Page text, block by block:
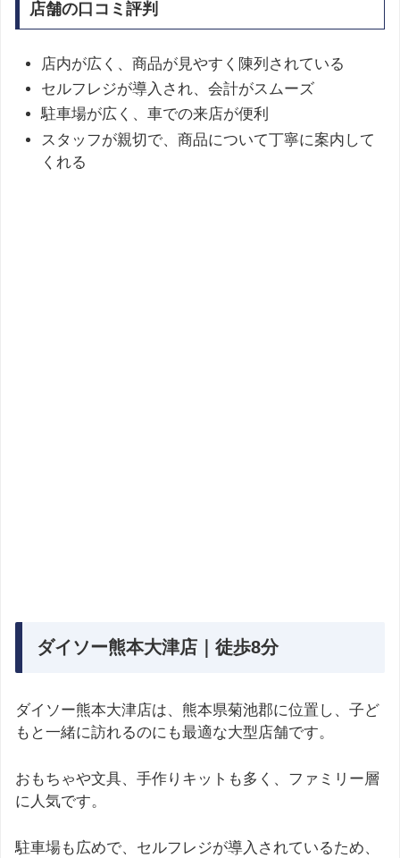
店舗の口コミ評判
店内が広く、商品が見やすく陳列されている
セルフレジが導入され、会計がスムーズ
駐車場が広く、車での来店が便利
スタッフが親切で、商品について丁寧に案内して
くれる
ダイソー熊本大津店｜徒歩8分
ダイソー熊本大津店は、熊本県菊池郡に位置し、子ど
もと一緒に訪れるのにも最適な大型店舗です。
おもちゃや文具、手作りキットも多く、ファミリー層
に人気です。
駐車場も広めで、セルフレジが導入されているため、